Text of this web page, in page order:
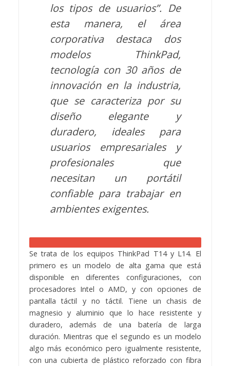
los tipos de usuarios”. De
esta manera, el área
corporativa destaca dos
modelos ThinkPad,
tecnología con 30 años de
innovación en la industria,
que se caracteriza por su
diseño elegante y
duradero, ideales para
usuarios empresariales y
profesionales que
necesitan un portátil
confiable para trabajar en
ambientes exigentes.
Se trata de los equipos ThinkPad T14 y L14. El
primero es un modelo de alta gama que está
disponible en diferentes configuraciones, con
procesadores Intel o AMD, y con opciones de
pantalla táctil y no táctil. Tiene un chasis de
magnesio y aluminio que lo hace resistente y
duradero, además de una batería de larga
duración. Mientras que el segundo es un modelo
algo más económico pero igualmente resistente,
con una cubierta de plástico reforzado con fibra